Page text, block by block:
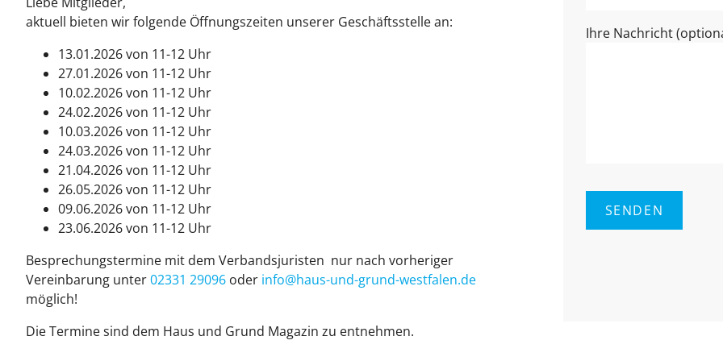
aktuell bieten wir folgende Öffnungszeiten unserer Geschäftsstelle an:
13.01.2026 von 11-12 Uhr
27.01.2026 von 11-12 Uhr
10.02.2026 von 11-12 Uhr
24.02.2026 von 11-12 Uhr
10.03.2026 von 11-12 Uhr
24.03.2026 von 11-12 Uhr
21.04.2026 von 11-12 Uhr
26.05.2026 von 11-12 Uhr
09.06.2026 von 11-12 Uhr
23.06.2026 von 11-12 Uhr
Besprechungstermine mit dem Verbandsjuristen nur nach vorheriger
Vereinbarung unter02331 29096oder info@haus-und-grund-west­fa­len.de
möglich!
Die Termine sind dem Haus und Grund Magazin zu entnehmen.
Ihre Nachricht